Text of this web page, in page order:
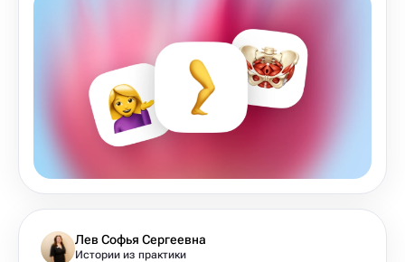
Лев Софья Сергеевна
Истории из практики